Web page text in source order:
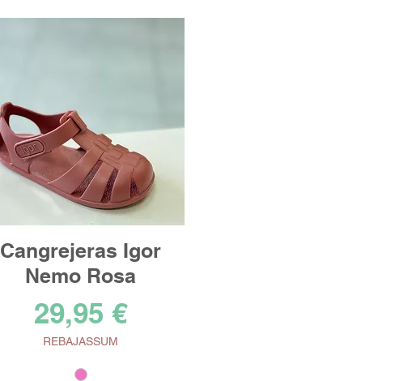
Cangrejeras Igor
Nemo Rosa
Precio
29,95 €
REBAJASSUM